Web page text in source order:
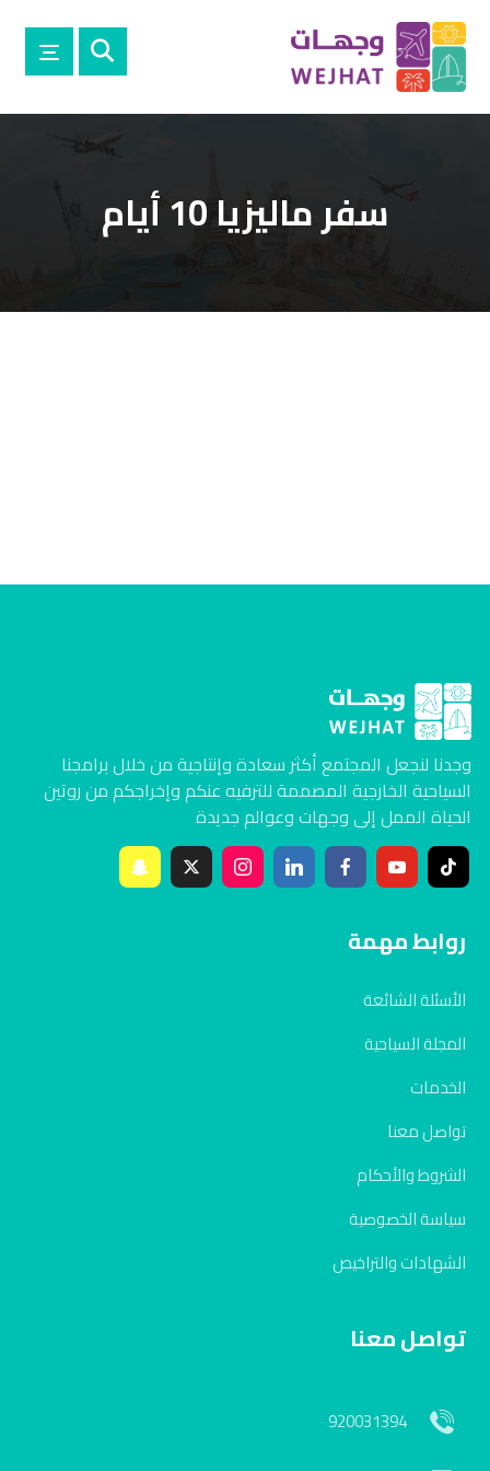
سفر ماليزيا 10 أيام
وجدنا لنجعل المجتمع أكثر سعادة وإنتاجية من خلال برامجنا
السياحية الخارجية المصممة للترفيه عنكم وإخراجكم من روتين
الحياة الممل إلى وجهات وعوالم جديدة
روابط مهمة
الأسئلة الشائعة
المجلة السياحية
الخدمات
تواصل معنا
الشروط والأحكام
سياسة الخصوصية
الشهادات والتراخيص
تواصل معنا
920031394